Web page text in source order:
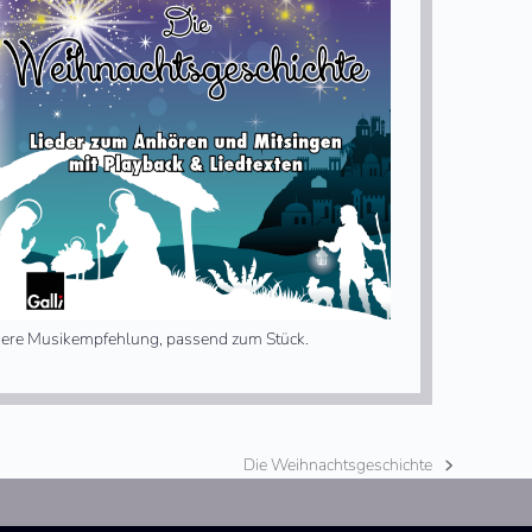
Musikempfehlung, passend zum Stück.
Nächster
Die Weihnachtsgeschichte